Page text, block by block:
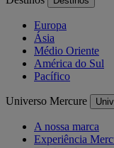
Europa
Ásia
Médio Oriente
América do Sul
Pacífico
Universo Mercure
A nossa marca
Experiência